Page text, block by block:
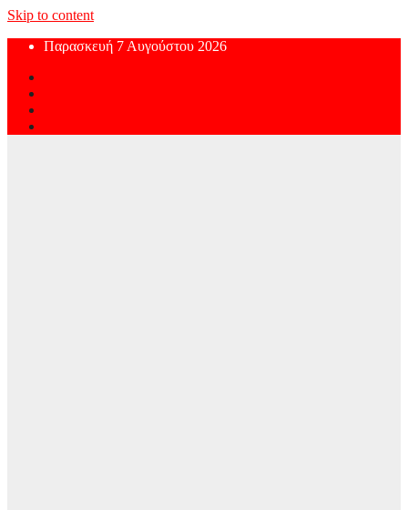
Skip to content
Παρασκευή 7 Αυγούστου 2026